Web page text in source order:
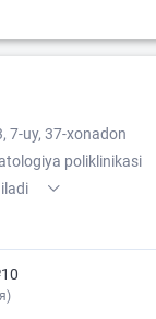
7-uy, 37-xonadon
poliklinikasi